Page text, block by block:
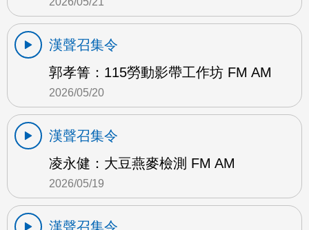
漢聲召集令
郭孝箐：115勞動影帶工作坊 FM AM
2026/05/20
漢聲召集令
凌永健：大豆燕麥檢測 FM AM
2026/05/19
漢聲召集令